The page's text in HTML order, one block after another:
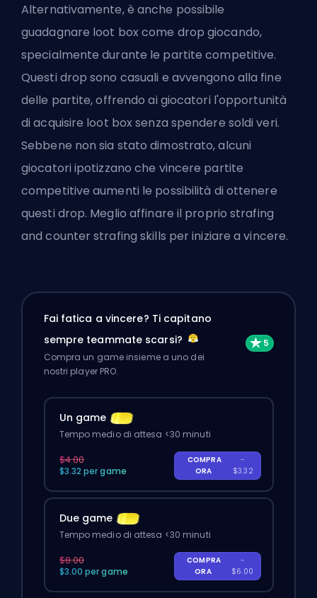
Alternativamente, è anche possibile
guadagnare loot box come drop giocando,
specialmente durante le partite competitive.
Questi drop sono casuali e avvengono alla fine
delle partite, offrendo ai giocatori l'opportunità
di acquisire loot box senza spendere soldi veri.
Sebbene non sia stato dimostrato, alcuni
giocatori ipotizzano che vincere partite
competitive aumenti le possibilità di ottenere
questi drop. Meglio affinare il propriostrafing
and counter strafing skills per iniziare a vincere.
Fai fatica a vincere? Ti capitano
sempre teammate scarsi?
Compra un game insieme a uno dei
nostri player PRO.
Un game
Tempo medio di attesa <30 minuti
$4.00
$3.32 per game
COMPRA
ORA
-
$3.32
Due game
Tempo medio di attesa <30 minuti
$8.00
$3.00 per game
COMPRA
ORA
-
$6.00